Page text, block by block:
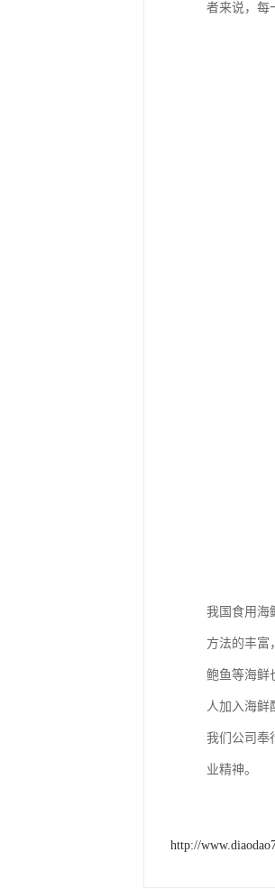
者来说，每
我国食用海
方法的丰富
鲍鱼等海鲜
人加入海鲜
我们公司奉
业精神。
http://